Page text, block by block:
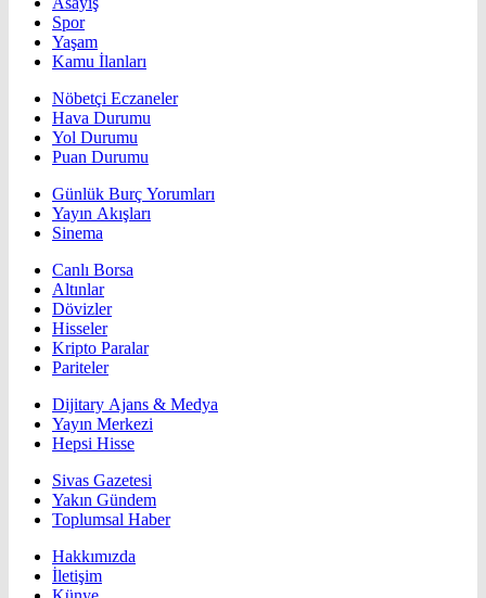
Spor
Yaşam
Kamu İlanları
Nöbetçi Eczaneler
Hava Durumu
Yol Durumu
Puan Durumu
Günlük Burç Yorumları
Yayın Akışları
Sinema
Canlı Borsa
Altınlar
Dövizler
Hisseler
Kripto Paralar
Pariteler
Dijitary Ajans & Medya
Yayın Merkezi
Hepsi Hisse
Sivas Gazetesi
Yakın Gündem
Toplumsal Haber
Hakkımızda
İletişim